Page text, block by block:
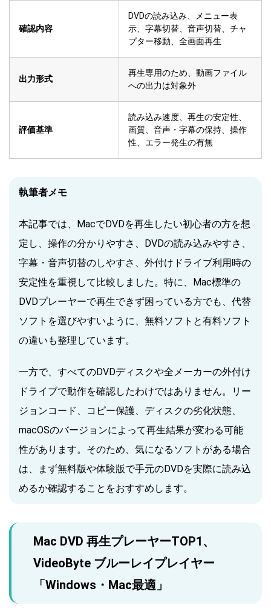
確認内容
DVDの読み込み、メニュー表
示、字幕切替、音声切替、チャ
プター移動、全画面再生
出力形式
再生専用のため、動画ファイル
への出力は対象外
評価基準
読み込み速度、再生の安定性、
画質、音声・字幕の保持、操作
性、エラー発生の有無
執筆者メモ
本記事では、MacでDVDを再生したい初心者の方を想
定し、操作の分かりやすさ、DVDの読み込みやすさ、
字幕・音声切替のしやすさ、外付けドライブ利用時の
安定性を重視して比較しました。特に、Mac標準の
DVDプレーヤーで再生できず困っている方でも、代替
ソフトを選びやすいように、無料ソフトと有料ソフト
の違いも整理しています。
一方で、すべてのDVDディスクや全メーカーの外付け
ドライブで動作を確認したわけではありません。リー
ジョンコード、コピー保護、ディスクの劣化状態、
macOSのバージョンによって再生結果が変わる可能
性があります。そのため、気になるソフトがある場合
は、まず無料版や体験版で手元のDVDを実際に読み込
めるか確認することをおすすめします。
Mac DVD 再生プレーヤーTOP1、
VideoByte ブルーレイプレイヤー
「Windows・Mac最適」